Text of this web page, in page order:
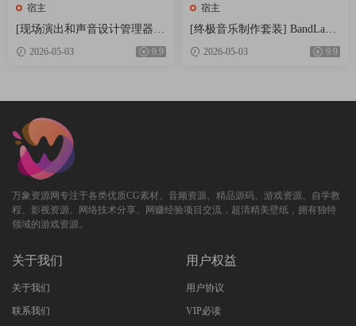
宿主
[现场演出和声音设计管理器]
Electric Smudge SnappySnap v
3.5.0 Patched Incl. Keygen-MO
2026-05-03 9.9
宿主
[终极音乐制作套装] BandLab
Cakewalk Sonar v32.04.0.063 In
cl Keygen-R2R [WiN]（329.6M
2026-05-03 9.9
万象资源网专注于各类优质CG素材、音频资源、精品源码、游戏资源、自学教
程、影视资源、网络技术分享、网赚经验项目交流，超清精美壁纸，拥有独特
领域的游戏资源。
关于我们
关于我们
联系我们
用户权益
用户协议
VIP必读